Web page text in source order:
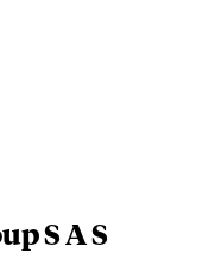
S A S